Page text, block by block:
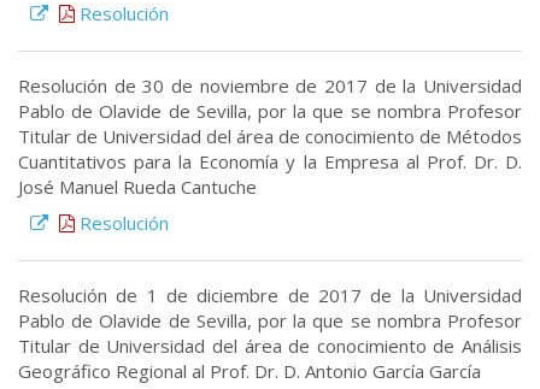
Resolución
Resolución de 30 de noviembre de 2017 de la Universidad
Pablo de Olavide de Sevilla, por la que se nombra Profesor
Titular de Universidad del área de conocimiento de Métodos
Cuantitativos para la Economía y la Empresa al Prof. Dr. D.
José Manuel Rueda Cantuche
Resolución
Resolución de 1 de diciembre de 2017 de la Universidad
Pablo de Olavide de Sevilla, por la que se nombra Profesor
Titular de Universidad del área de conocimiento de Análisis
Geográfico Regional al Prof. Dr. D. Antonio García García